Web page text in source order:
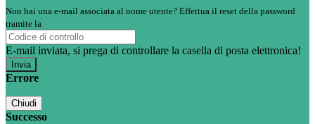
Non hai una e-mail associata al nome utente? Effettua il reset della password
tramite la
E-mail inviata, si prega di controllare la casella di posta elettronica!
Errore
Chiudi
Successo